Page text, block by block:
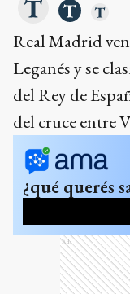
Real Madrid
Leganés y se
del Rey de
del cruce entre
¿qué querés
Ads